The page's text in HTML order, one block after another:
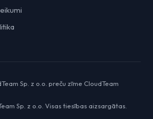
Sp. z o.o. preču zīme CloudTeam
Sp. z o.o. Visas tiesības aizsargātas.